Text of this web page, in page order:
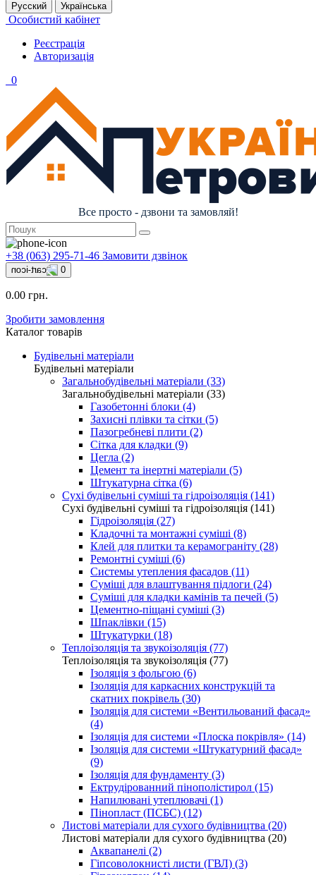
Русский
Українська
Особистий кабінет
Реєстрація
Авторизація
0
Все просто - дзвони та замовляй!
+38 (063) 295-71-46 Замовити дзвінок
0
0.00 грн.
Зробити замовлення
Каталог товарів
Будівельні матеріали
Будівельні матеріали
Загальнобудівельні матеріали (33)
Загальнобудівельні матеріали (33)
Газобетонні блоки (4)
Захисні плівки та сітки (5)
Пазогребневі плити (2)
Сітка для кладки (9)
Цегла (2)
Цемент та інертні матеріали (5)
Штукатурна сітка (6)
Сухі будівельні суміші та гідроізоляція (141)
Сухі будівельні суміші та гідроізоляція (141)
Гідроізоляція (27)
Кладочні та монтажні суміші (8)
Клей для плитки та керамограніту (28)
Ремонтні суміші (6)
Системы утепления фасадов (11)
Суміші для влаштування підлоги (24)
Суміші для кладки камінів та печей (5)
Цементно-піщані суміші (3)
Шпаклівки (15)
Штукатурки (18)
Теплоізоляція та звукоізоляція (77)
Теплоізоляція та звукоізоляція (77)
Ізоляція з фольгою (6)
Ізоляція для каркасних конструкцій та
скатних покрівель (30)
Ізоляція для системи «Вентильований фасад»
(4)
Ізоляція для системи «Плоска покрівля» (14)
Ізоляція для системи «Штукатурний фасад»
(9)
Ізоляція для фундаменту (3)
Ектрудірованний пінополістирол (15)
Напилювані утеплювачі (1)
Пінопласт (ПСБС) (12)
Листові матеріали для сухого будівництва (20)
Листові матеріали для сухого будівництва (20)
Аквапанелі (2)
Гіпсоволокнисті листи (ГВЛ) (3)